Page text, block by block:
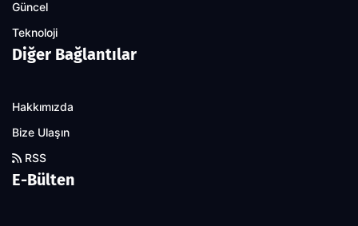
Güncel
Teknoloji
Diğer Bağlantılar
Hakkımızda
Bize Ulaşın
RSS
E-Bülten